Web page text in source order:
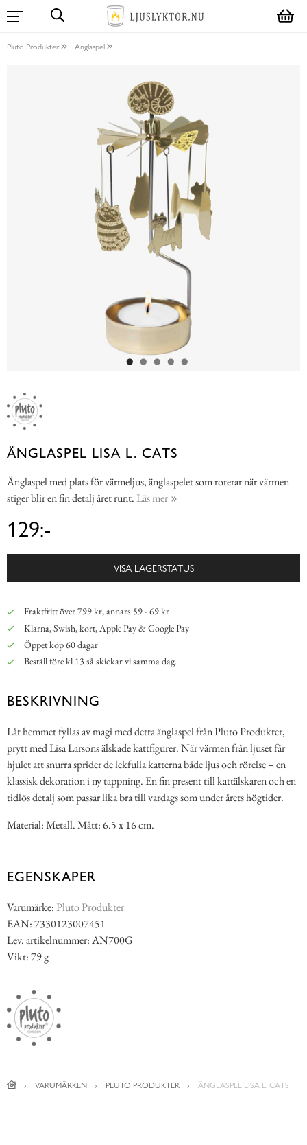
Pluto Produkter Änglaspel
ÄNGLASPEL LISA L. CATS
Änglaspel med plats för värmeljus, änglaspelet som roterar när värmen
stiger blir en fin detalj året runt. Läs mer
129:-
VISA LAGERSTATUS
Fraktfritt över 799 kr, annars 59 - 69 kr
Klarna, Swish, kort, Apple Pay & Google Pay
Öppet köp 60 dagar
Beställ före kl 13 så skickar vi samma dag.
BESKRIVNING
Låt hemmet fyllas av magi med detta änglaspel från Pluto Produkter,
prytt med Lisa Larsons älskade kattfigurer. När värmen från ljuset får
hjulet att snurra sprider de lekfulla katterna både ljus och rörelse – en
klassisk dekoration i ny tappning. En fin present till kattälskaren och en
tidlös detalj som passar lika bra till vardags som under årets högtider.
Material: Metall. Mått: 6.5 x 16 cm.
EGENSKAPER
Varumärke: Pluto Produkter
EAN: 7330123007451
Lev. artikelnummer: AN700G
Vikt: 79 g
VARUMÄRKEN PLUTO PRODUKTER ÄNGLASPEL LISA L. CATS